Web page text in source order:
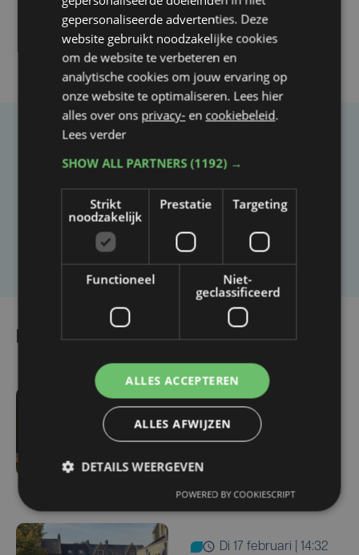
Taalfout opgemerkt?
Heb je een taal- of schrijffout opgemerkt in dit
artikel?
Laat het ons weten
Lees ook
Update
wo 15 juli | 07:55
twee daders gevat
di 17 februari | 14:32
gepersonaliseerde advertenties. Deze
website gebruikt noodzakelijke cookies
om de website te verbeteren en
analytische cookies om jouw ervaring op
onze website te optimaliseren. Lees hier
alles over ons privacy- en cookiebeleid.
Lees verder
SHOW ALL PARTNERS(1192) →
Strikt
noodzakelijk
Prestatie Targeting
Functioneel
Niet-
geclassificeerd
ALLES ACCEPTEREN
ALLES AFWIJZEN
DETAILS WEERGEVEN
POWERED BY COOKIESCRIPT